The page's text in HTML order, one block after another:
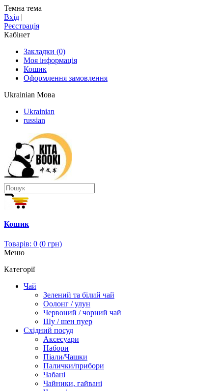
Темна тема
Вхід |
Реєстрація
Кабінет
Закладки (0)
Моя інформація
Кошик
Оформлення замовлення
Ukrainian Мова
Ukrainian
russian
Кошик
Товарів: 0 (0 грн)
Меню
Категорії
Чай
Зелений та білий чай
Оолонг / улун
Червоний / чорний чай
Шу / шен пуер
Східний посуд
Аксесуари
Набори
Піали/Чашки
Палички/прибори
Чабані
Чайники, гайвані